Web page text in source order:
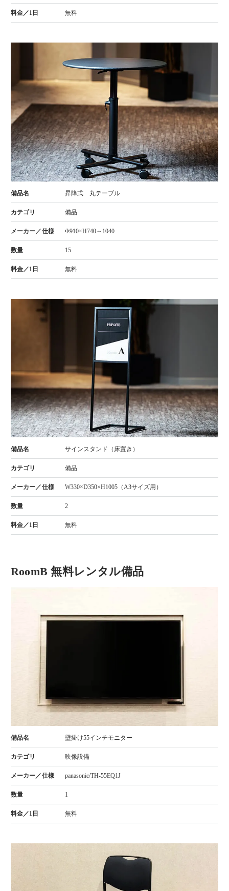
無料
昇降式 丸テーブル
備品
Φ910×H740～1040
15
無料
サインスタンド（床置き）
備品
W330×D350×H1005（A3サイズ用）
2
無料
RoomB 無料レンタル備品
壁掛け55インチモニター
映像設備
panasonic/TH-55EQ1J
1
無料